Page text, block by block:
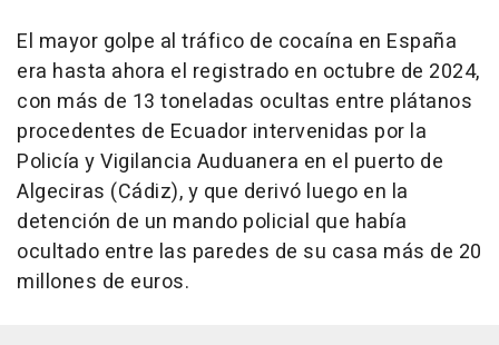
El mayor golpe al tráfico de cocaína en España
era hasta ahora el registrado en octubre de 2024,
con más de 13 toneladas ocultas entre plátanos
procedentes de Ecuador intervenidas por la
Policía y Vigilancia Auduanera en el puerto de
Algeciras (Cádiz), y que derivó luego en la
detención de un mando policial que había
ocultado entre las paredes de su casa más de 20
millones de euros.